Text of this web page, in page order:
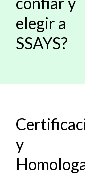
elegir a
SSAYS?
y